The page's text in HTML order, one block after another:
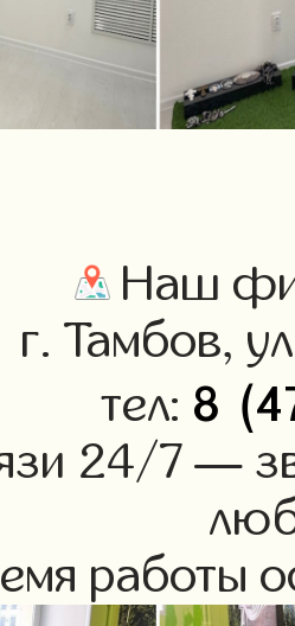
Наш
г. Тамбов,
тел: 8
24/7 —
работы